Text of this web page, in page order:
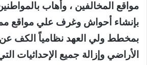
مواقع المخالفين ، وأهاب
بإنشاء أحواش وغرف علي مواقع
بمخطط ولي العهد نظامياً الكف
الأراضي وإزالة جميع الإحداثيات